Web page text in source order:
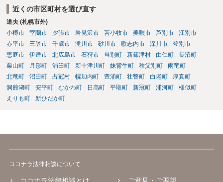
近くの市区町村を選び直す
道央 (札幌市外)
小樽市
室蘭市 夕張市 岩見沢市 苫小牧市 美唄市 芦別市
江別市
赤平市
三笠市 千歳市 滝川市 砂川市 歌志内市 深川市
登別市
恵庭市
伊達市 北広島市 石狩市 当別町 新篠津村 由仁町
長沼町
栗山町
月形町 浦臼町 新十津川町 妹背牛町 秩父別町
雨竜町
北竜町
沼田町 占冠村 幌加内町 豊浦町 壮瞥町 白老町
厚真町
洞爺湖町
安平町 むかわ町 日高町 平取町 新冠町 浦河町
様似町
えりも町
新ひだか町
ココナラ法律相談について